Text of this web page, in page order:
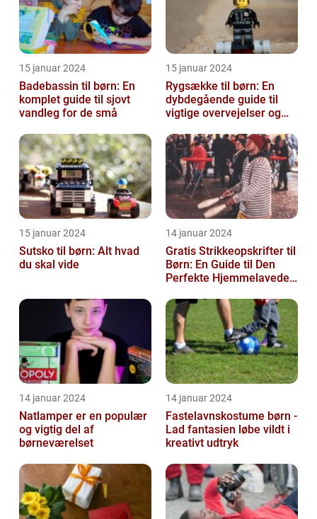
15 januar 2024
Badebassin til børn: En
komplet guide til sjovt
vandleg for de små
15 januar 2024
Rygsække til børn: En
dybdegående guide til
vigtige overvejelser og
15 januar 2024
Sutsko til børn: Alt hvad
du skal vide
14 januar 2024
Gratis Strikkeopskrifter til
Børn: En Guide til Den
Perfekte Hjemmelavede
14 januar 2024
Natlamper er en populær
og vigtig del af
børneværelset
14 januar 2024
Fastelavnskostume børn -
Lad fantasien løbe vildt i
kreativt udtryk